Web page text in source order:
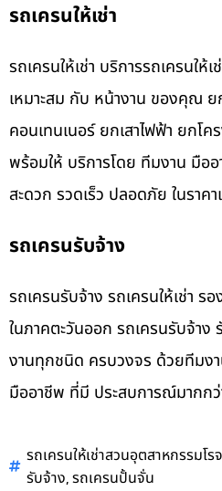
รถเครนให้เช่า
รถเครนให้เช่า บริการรถเครนให้
เหมาะสม กับ หน้างาน ของคุณ
คอนเทนเนอร์ ยกเสาไฟฟ้า ยกโ
พร้อมให้ บริการโดย ทีมงาน มือ
สะดวก รวดเร็ว ปลอดภัย ในราค
รถเครนรับจ้าง
รถเครนรับจ้าง รถเครนให้เช่า
ในภาคตะวันออก รถเครนรับจ้า
งานทุกชนิด ครบวงจร ด้วยทีม
มืออาชีพ ที่มี ประสบการณ์มากก
รถเครนให้เช่าสวนอุตสาหกรรมโ
รับจ้าง,รถเครนปั้นจั่น